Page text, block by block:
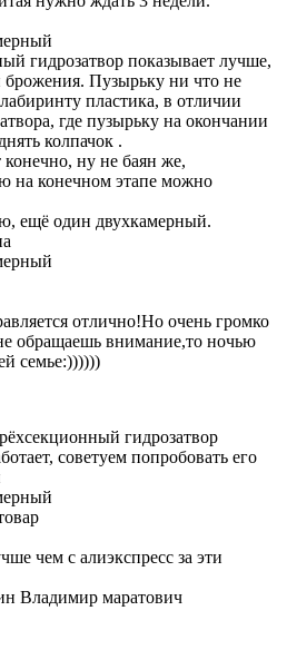
гидрозатвор показывает лучше,
брожения. Пузырьку ни что не
пластика, в отличии
где пузырьку на окончании
колпачок .
ну не баян же,
на конечном этапе можно
ещё один двухкамерный.
отлично!Но очень громко
обращаешь внимание,то ночью
семье:))))))
гидрозатвор
советуем попробовать его
чем с алиэкспресс за эти
Владимир маратович